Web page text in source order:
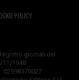
POLICY
giornali del
11/1948
02598370027